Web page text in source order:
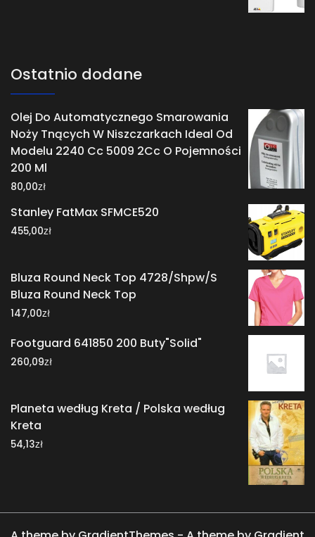
Ostatnio dodane
Olej Do Automatycznego Smarowania
Noży Tnących W Niszczarkach Ideal Od
Modelu 2240 Cc 5009 2Cc O Pojemności
200 Ml
80,00zł
Stanley FatMax SFMCE520
455,00zł
Bluza Round Neck Top 4728/Shpw/S
Bluza Round Neck Top
147,00zł
Footguard 641850 200 Buty"Solid"
260,09zł
Planeta według Kreta / Polska według
Kreta
54,13zł